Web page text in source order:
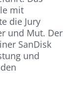
mit
die Jury
und Mut. Der
SanDisk
und